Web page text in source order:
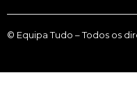
© Equipa Tudo – Todos os